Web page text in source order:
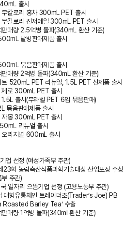
출시
무칼로리 홍차 300mL PET 출시
무칼로리 진저에일 300mL PET 출시
판매량 2.5억병 돌파(340mL 환산 기준)
낱병판매제품 출시
묶음판매제품 출시
판매량 2억병 돌파(340mL 환산 기준)
트 520mL PET 리뉴얼, 1.5L PET 신제품 출시
제로 300mL PET 출시
1.5L 출시(무라벨 PET 6입 묶음판매)
묶음판매제품 출시
자몽 300mL PET 출시
리뉴얼 출시
오리지널 600mL 출시
업 선정 (여성가족부 주관)
23회 농림축산식품과학기술대상 산업포장 수상
주관)
일자리 으뜸기업 선정 (고용노동부 주관)
대형유통체인 트레이더조(Trader’s Joe) PB
Roasted Barley Tea’ 수출
판매량 1억병 돌파(340ml 환산 기준)